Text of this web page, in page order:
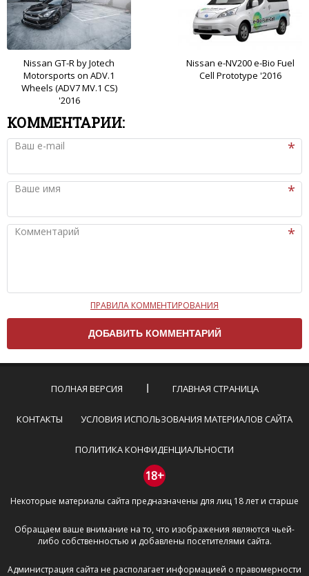
Nissan GT-R by Jotech
Motorsports on ADV.1
Wheels (ADV7 MV.1 CS)
'2016
Nissan e-NV200 e-Bio Fuel
Cell Prototype '2016
КОММЕНТАРИИ:
Ваш e-mail
Ваше имя
Комментарий
Чтобы ваш комментарий был опубликован на сайте,
вам нужно придерживаться следующих правил:
Комментарий не может быть слишком
короткой — избегайте односложных и чисто
эмоциональных высказываний.
Не стоит отклоняться от предмета обсуждения.
Пожалуйста, не используйте в комментарие
призывы к насилию и высказывания,
направленные на разжигание расовой,
межнациональной и религиозной розни —
пожалейте наших модераторов, они кстати
очень славные ребята, поверьте.
буквами.
Не копируйте рецензии с других сайтов, нам
важно именно ваше мнение.
ПРАВИЛА КОММЕНТИРОВАНИЯ
ПОЛНАЯ ВЕРСИЯ ГЛАВНАЯ СТРАНИЦА
КОНТАКТЫ УСЛОВИЯ ИСПОЛЬЗОВАНИЯ МАТЕРИАЛОВ САЙТА
ПОЛИТИКА КОНФИДЕНЦИАЛЬНОСТИ
18+
Некоторые материалы сайта предназначены для лиц 18 лет и старше
Обращаем ваше внимание на то, что изображения являются чьей-
либо собственностью и добавлены посетителями сайта.
Администрация сайта не располагает информацией о правомерности